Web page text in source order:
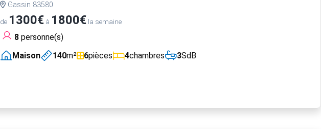
Gassin 83580
de 1300€à 1800€la semaine
8personne(s)
Maison
140m² 6pièces 4chambres 3SdB